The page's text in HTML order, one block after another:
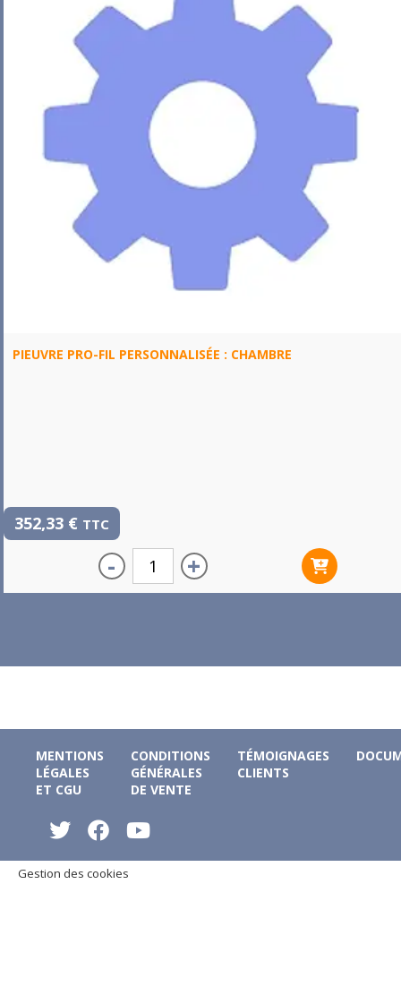
PIEUVRE PRO-FIL PERSONNALISÉE : CHAMBRE
352,33 € TTC
- +
MENTIONS
LÉGALES
ET CGU
CONDITIONS
GÉNÉRALES
DE VENTE
TÉMOIGNAGES
CLIENTS
Gestion des cookies